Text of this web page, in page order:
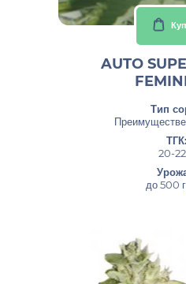
AUTO
Тип
ТГК:
20-
до 500